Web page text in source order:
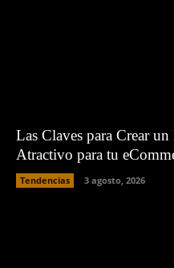
Las Claves para Crear
Atractivo para tu
Tendencias 3 agosto, 2026